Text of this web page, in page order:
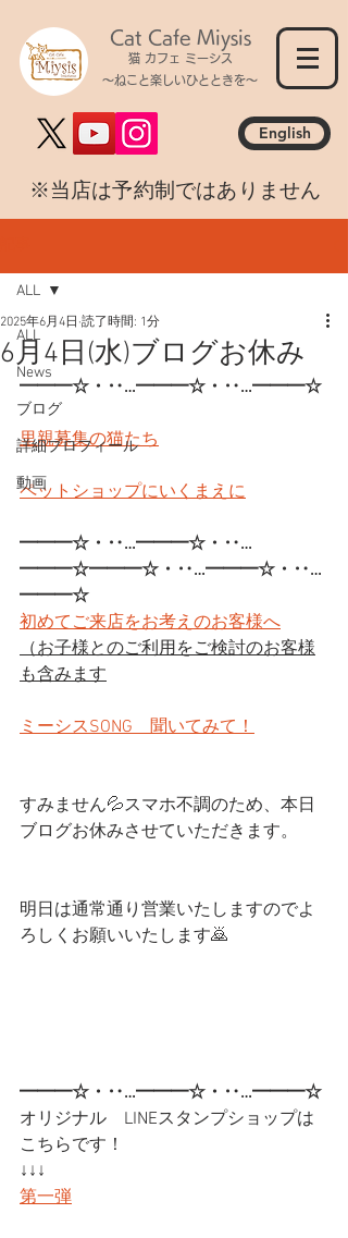
Cat Cafe Miysis
猫 カフェ ミーシス
～ねこと楽しいひとときを～
English
​※当店は予約制ではありません
ALL
News
ブログ
詳細プロフィール
動画
ALL
6月4日(水)ブログお休み
2025年6月4日 読了時間: 1分
━━━☆・‥…━━━☆・‥…━━━☆
里親募集の猫たち
ペットショップにいくまえに
━━━☆・‥…━━━☆・‥…
━━━☆━━━☆・‥…━━━☆・‥…
━━━☆
初めてご来店をお考えのお客様へ
（お子様とのご利用をご検討のお客様
も含みます
ミーシスSONG　聞いてみて！
すみません💦スマホ不調のため、本日
ブログお休みさせていただきます。
明日は通常通り営業いたしますのでよ
ろしくお願いいたします🙇
━━━☆・‥…━━━☆・‥…━━━☆
オリジナル　LINEスタンプショップは
こちらです！
↓↓↓
第一弾